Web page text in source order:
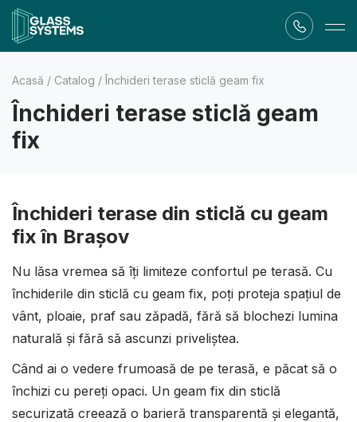
Acasă / Catalog /Închideri terase sticlă geam fix
Închideri terase sticlă geam
fix
Închideri terase din sticlă cu geam
fix în Brașov
Nu lăsa vremea să îți limiteze confortul pe terasă. Cu
închiderile din sticlă cu geam fix, poți proteja spațiul de
vânt, ploaie, praf sau zăpadă, fără să blochezi lumina
naturală și fără să ascunzi priveliștea.
Când ai o vedere frumoasă de pe terasă, e păcat să o
închizi cu pereți opaci. Un geam fix din sticlă
securizată creează o barieră transparentă și elegantă,